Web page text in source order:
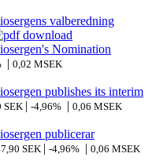
valberedning
Nomination
| 0,02 MSEK
publishes its interim
SEK | -4,96% | 0,06 MSEK
publicerar
SEK | -4,96% | 0,06 MSEK